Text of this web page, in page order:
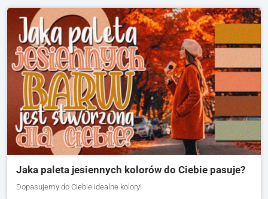
Jaka paleta jesiennych kolorów do Ciebie pasuje?
Dopasujemy do Ciebie idealne kolory!